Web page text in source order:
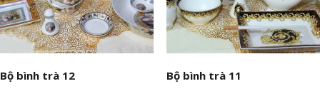
Bộ bình trà 12 Bộ bình trà 11